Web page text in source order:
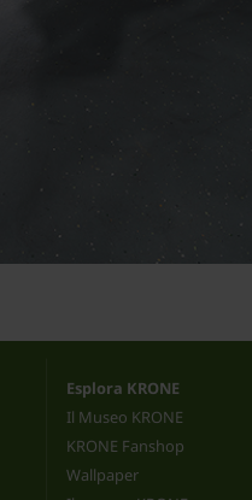
Esplora KRONE
Il Museo KRONE
KRONE Fanshop
Wallpaper